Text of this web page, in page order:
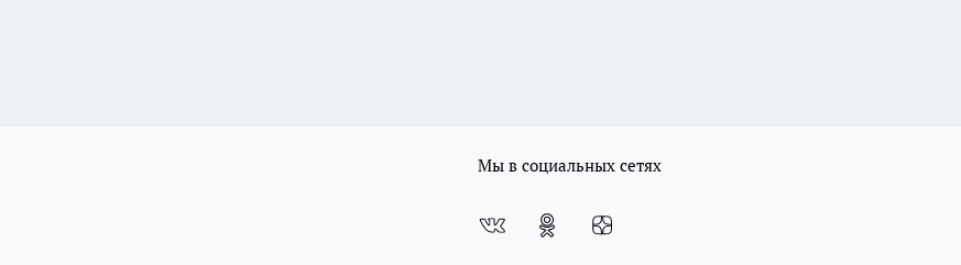
Мы в социальных сетях